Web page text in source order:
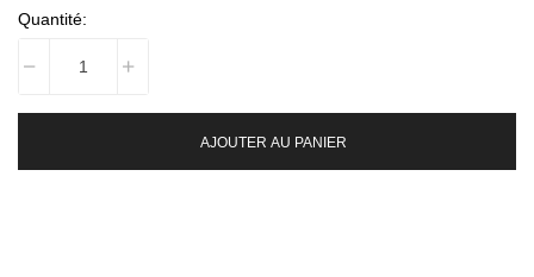
Quantité:
AJOUTER AU PANIER